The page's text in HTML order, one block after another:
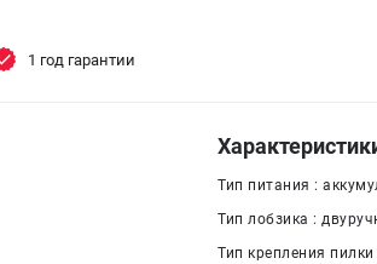
1 год гарантии
Тип питания :
Тип лобзика :
Тип крепления